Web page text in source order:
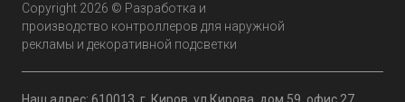
Copyright 2026 © Разработка и
производство контроллеров для наружной
рекламы и декоративной подсветки